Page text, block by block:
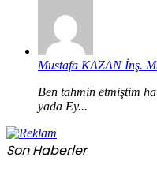
Mustafa KAZAN İnş.
Ben tahmin etmiştim
yada Ey...
Son Haberler